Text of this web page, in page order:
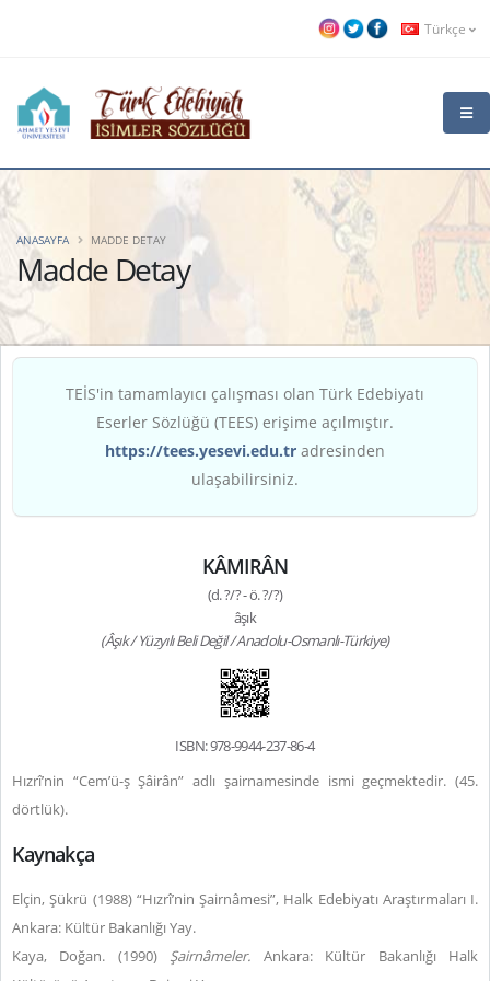
Türkçe
Madde Detay
ANASAYFA MADDE DETAY
TEİS'in tamamlayıcı çalışması olan Türk Edebiyatı
Eserler Sözlüğü (TEES) erişime açılmıştır.
https://tees.yesevi.edu.tr adresinden
ulaşabilirsiniz.
KÂMIRÂN
(d. ?/? - ö. ?/?)
âşık
(Âşık / Yüzyılı Beli Değil / Anadolu-Osmanlı-Türkiye)
ISBN: 978-9944-237-86-4
Hızrî’nin “Cem’ü-ş Şâirân” adlı şairnamesinde ismi geçmektedir. (45.
dörtlük).
Kaynakça
Elçin, Şükrü (1988) “Hızrî’nin Şairnâmesi”, Halk Edebiyatı Araştırmaları I.
Ankara: Kültür Bakanlığı Yay.
Kaya, Doğan. (1990) Şairnâmeler. Ankara: Kültür Bakanlığı Halk